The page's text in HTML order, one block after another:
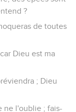
ma haute retraite,